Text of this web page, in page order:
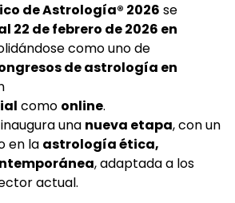
de Astrología® 2026 se
22 de febrero de 2026 en
como uno de
de astrología en
como online.
inaugura una nueva etapa, con un
en la astrología ética,
, adaptada a los
actual.